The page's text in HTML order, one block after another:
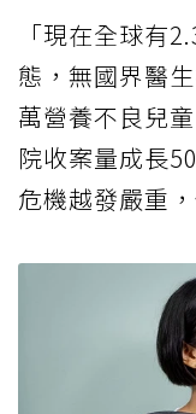
「現在全球有
態，無國界醫
萬營養不良兒
院收案量成長
危機越發嚴重